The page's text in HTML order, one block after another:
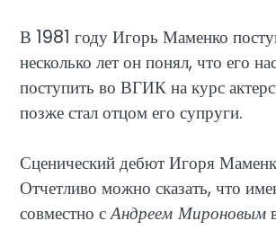
В 1981 году Игорь Маменко
несколько лет он понял, что его
поступить во ВГИК на курс
позже стал отцом его супруги.
Сценический дебют Игоря
Отчетливо можно сказать, что
совместно сАндреем Мироновым